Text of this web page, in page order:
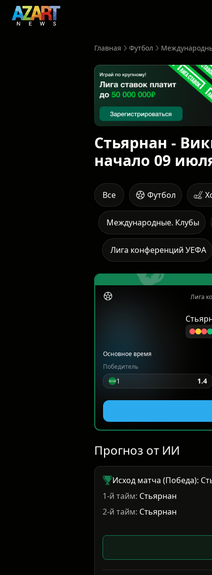
Главная Футбол
Стьярнан -
начало 09
Все Футбол
Международные. Клубы
Лига конференций УЕФА
Лига
Основное время
Победитель
1 1.4
Прогноз от ИИ
Исход матча (Победа):
1-й тайм: Стьярнан
2-й тайм: Стьярнан